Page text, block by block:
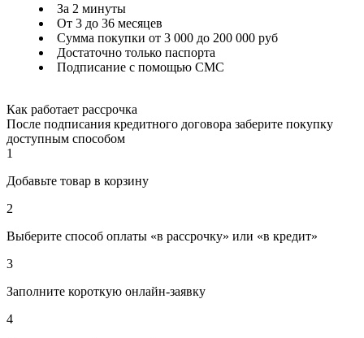
За 2 минуты
От 3 до 36 месяцев
Сумма покупки от 3 000 до 200 000 руб
Достаточно только паспорта
Подписание с помощью СМС
Как работает рассрочка
После подписания кредитного договора заберите покупку
доступным способом
1
Добавьте товар в корзину
2
Выберите способ оплаты «в рассрочку» или «в кредит»
3
Заполните короткую онлайн-заявку
4